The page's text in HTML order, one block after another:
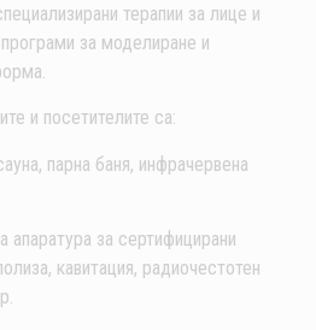
терапии за лице и
за моделиране и
и посетителите са:
парна баня, инфрачервена
апаратура за сертифицирани
кавитация, радиочестотен